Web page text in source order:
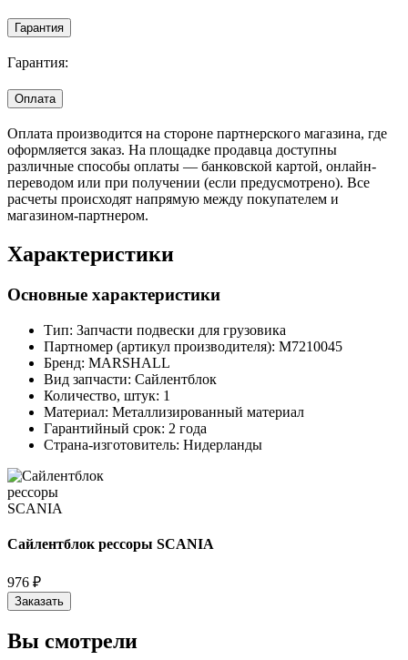
Гарантия
Гарантия:
Оплата
Оплата производится на стороне партнерского магазина, где
оформляется заказ. На площадке продавца доступны
различные способы оплаты — банковской картой, онлайн-
переводом или при получении (если предусмотрено). Все
расчеты происходят напрямую между покупателем и
магазином-партнером.
Характеристики
Основные характеристики
Тип: Запчасти подвески для грузовика
Партномер (артикул производителя): M7210045
Бренд: MARSHALL
Вид запчасти: Сайлентблок
Количество, штук: 1
Материал: Металлизированный материал
Гарантийный срок: 2 года
Страна-изготовитель: Нидерланды
Сайлентблок рессоры SCANIA
976 ₽
Заказать
Вы смотрели